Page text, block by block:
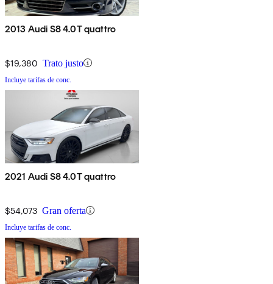
2013 Audi S8 4.0T quattro
$19,380 Trato justo
Incluye tarifas de conc.
2021 Audi S8 4.0T quattro
$54,073 Gran oferta
Incluye tarifas de conc.